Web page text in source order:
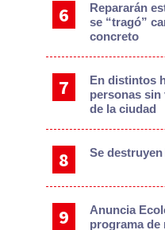
Repararán
se “tragó”
concreto
En distintos
personas sin
de la ciudad
Se
Anuncia
programa de